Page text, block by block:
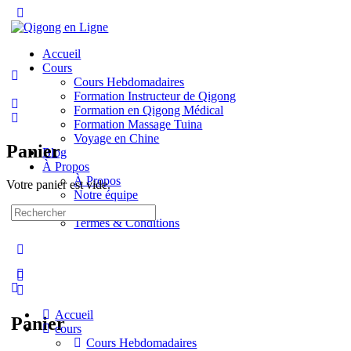
Side
Accueil
Cours
Cours Hebdomadaires
Formation Instructeur de Qigong
Formation en Qigong Médical
Formation Massage Tuina
Voyage en Chine
Blog
À Propos
À Propos
Notre équipe
Contact
Termes & Conditions
Panier
Panier
Votre panier est vide.
Recherche
pour:
Accueil
cours
Cours Hebdomadaires